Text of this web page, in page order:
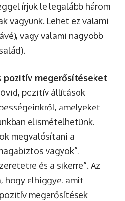
írjuk le legalább három
vagyunk. Lehet ez valami
vagy valami nagyobb
pozitív megerősítéseket
pozitív állítások
amelyeket
elismételhetünk.
megvalósítani a
vagyok”,
és a sikerre”. Az
hogy elhiggye, amit
megerősítések